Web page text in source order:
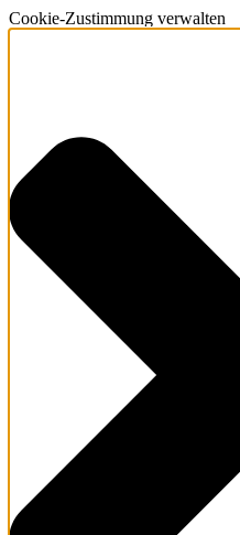
Cookie-Zustimmung verwalten